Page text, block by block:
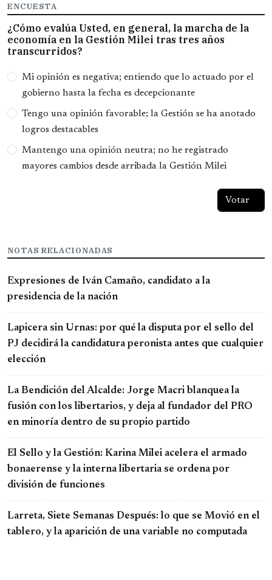
ENCUESTA
¿Cómo evalúa Usted, en general, la marcha de la
economía en la Gestión Milei tras tres años
transcurridos?
Opciones
Mi opinión es negativa; entiendo que lo actuado por el
gobierno hasta la fecha es decepcionante
Tengo una opinión favorable; la Gestión se ha anotado
logros destacables
Mantengo una opinión neutra; no he registrado
mayores cambios desde arribada la Gestión Milei
NOTAS RELACIONADAS
Expresiones de Iván Camaño, candidato a la
presidencia de la nación
Lapicera sin Urnas: por qué la disputa por el sello del
PJ decidirá la candidatura peronista antes que cualquier
elección
La Bendición del Alcalde: Jorge Macri blanquea la
fusión con los libertarios, y deja al fundador del PRO
en minoría dentro de su propio partido
El Sello y la Gestión: Karina Milei acelera el armado
bonaerense y la interna libertaria se ordena por
división de funciones
Larreta, Siete Semanas Después: lo que se Movió en el
tablero, y la aparición de una variable no computada